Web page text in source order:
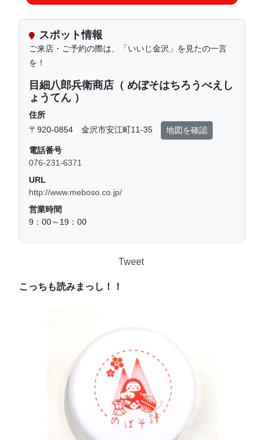
スポット情報
ご来店・ご予約の際は、「いいじ金沢」を見たの一言
を！
目細八郎兵衛商店（ めぼそはちろうべえし
ょうてん ）
住所
〒920-0854 金沢市安江町11-35
地図を確認
電話番号
076-231-6371
URL
http://www.meboso.co.jp/
営業時間
9：00～19：00
Tweet
こっちも読みまっし！！